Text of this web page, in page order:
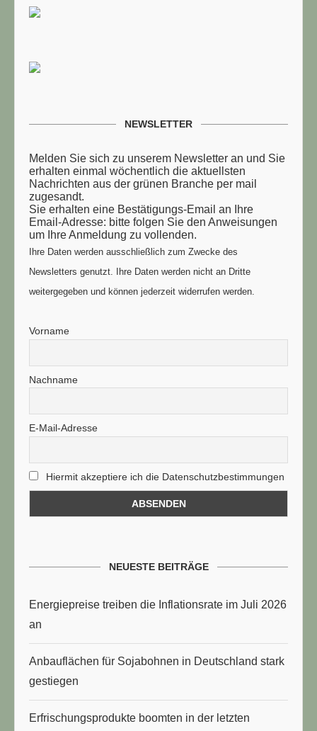
NEWSLETTER
Melden Sie sich zu unserem Newsletter an und Sie
erhalten einmal wöchentlich die aktuellsten
Nachrichten aus der grünen Branche per mail
zugesandt.
Sie erhalten eine Bestätigungs-Email an Ihre
Email-Adresse: bitte folgen Sie den Anweisungen
um Ihre Anmeldung zu vollenden.
Ihre Daten werden ausschließlich zum Zwecke des
Newsletters genutzt. Ihre Daten werden nicht an Dritte
weitergegeben und können jederzeit widerrufen werden.
Vorname
Nachname
E-Mail-Adresse
Hiermit akzeptiere ich die Datenschutzbestimmungen
NEUESTE BEITRÄGE
Energiepreise treiben die Inflationsrate im Juli 2026
an
Anbauflächen für Sojabohnen in Deutschland stark
gestiegen
Erfrischungsprodukte boomten in der letzten